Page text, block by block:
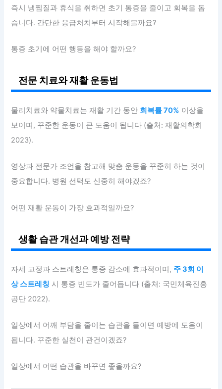
즉시 냉찜질과 휴식을 취하면 초기 통증을 줄이고 회복을 돕
습니다. 간단한 응급처치부터 시작해볼까요?
통증 초기에 어떤 행동을 해야 할까요?
전문 치료와 재활 운동법
물리치료와 약물치료는 재활 기간 동안 회복률 70% 이상을
보이며, 꾸준한 운동이 큰 도움이 됩니다 (출처: 재활의학회
2023).
영상과 전문가 조언을 참고해 맞춤 운동을 꾸준히 하는 것이
중요합니다. 병원 선택도 신중히 해야겠죠?
어떤 재활 운동이 가장 효과적일까요?
생활 습관 개선과 예방 전략
자세 교정과 스트레칭은 통증 감소에 효과적이며, 주 3회 이
상 스트레칭 시 통증 빈도가 줄어듭니다 (출처: 국민체육진흥
공단 2022).
일상에서 어깨 부담을 줄이는 습관을 들이면 예방에 도움이
됩니다. 꾸준한 실천이 관건이겠죠?
일상에서 어떤 습관을 바꾸면 좋을까요?